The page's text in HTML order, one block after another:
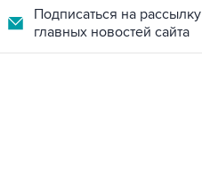
Подписаться на рассылку
главных новостей сайта